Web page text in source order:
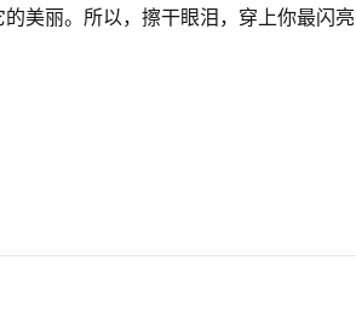
美丽。所以，擦干眼泪，穿上你最闪亮